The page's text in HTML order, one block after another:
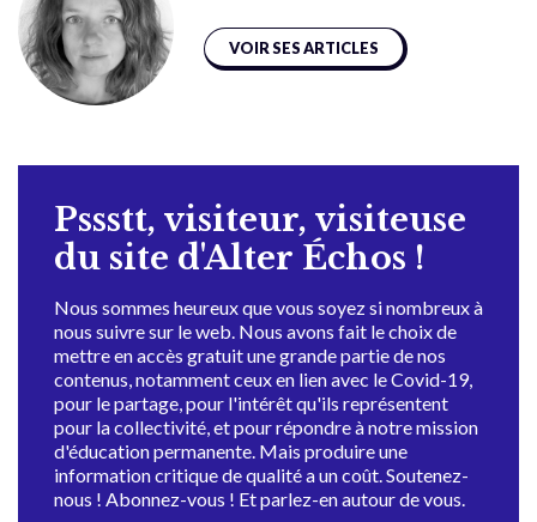
VOIR SES ARTICLES
Pssstt, visiteur, visiteuse
du site d'Alter Échos !
Nous sommes heureux que vous soyez si nombreux à
nous suivre sur le web. Nous avons fait le choix de
mettre en accès gratuit une grande partie de nos
contenus, notamment ceux en lien avec le Covid-19,
pour le partage, pour l'intérêt qu'ils représentent
pour la collectivité, et pour répondre à notre mission
d'éducation permanente. Mais produire une
information critique de qualité a un coût. Soutenez-
nous ! Abonnez-vous ! Et parlez-en autour de vous.